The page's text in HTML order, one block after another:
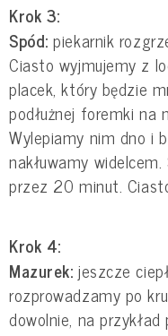
Krok 3:
Spód: piekarnik
Ciasto wyjmujemy z
placek, który będzie
podłużnej foremki na
Wylepiamy nim dno i
nakłuwamy
przez 20 minut.
Krok 4:
Mazurek: jeszcze
rozprowadzamy po
dowolnie, na